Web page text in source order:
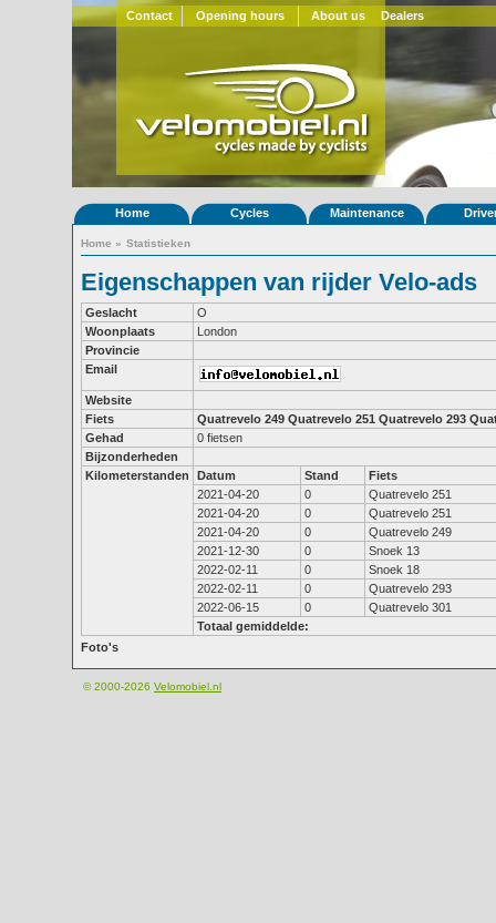
Contact Opening hours About us Dealers
Home Cycles Maintenance
Home » Statistieken
Eigenschappen van rijder Velo-ads
Geslacht
O
Woonplaats
London
Provincie
Email
Website
Fiets
Quatrevelo 249 Quatrevelo 251 Quatrevelo 293
Gehad
0 fietsen
Bijzonderheden
Kilometerstanden
Datum Stand
Fiets
2021-04-20
0
Quatrevelo 251
2021-04-20
0
Quatrevelo 251
2021-04-20
0
Quatrevelo 249
2021-12-30
0
Snoek 13
2022-02-11
0
Snoek 18
2022-02-11
0
Quatrevelo 293
2022-06-15
0
Quatrevelo 301
Totaal gemiddelde:
Foto's
© 2000-2026 Velomobiel.nl